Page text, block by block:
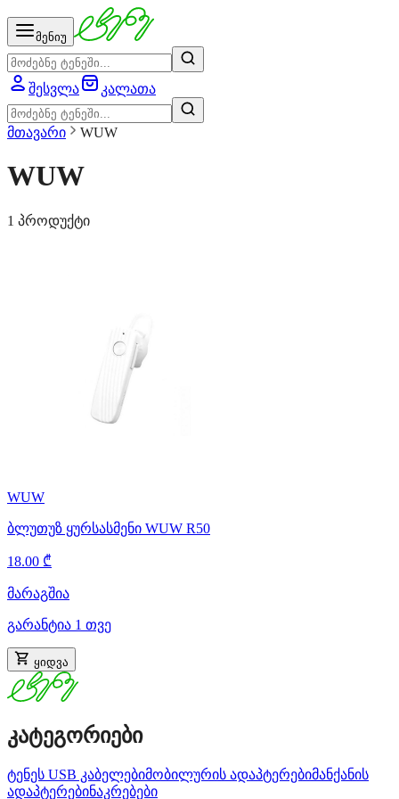
მენიუ
შესვლა კალათა
მთავარი WUW
WUW
1 პროდუქტი
WUW
ბლუთუზ ყურსასმენი WUW R50
18.00 ₾
მარაგშია
გარანტია 1 თვე
ყიდვა
კატეგორიები
ტენეს USB კაბელებიმობილურის ადაპტერებიმანქანის
ადაპტერებინაკრებები